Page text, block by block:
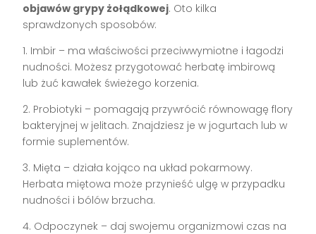
objawów grypy żołądkowej. Oto kilka
sprawdzonych sposobów:
1. Imbir – ma właściwości przeciwwymiotne i łagodzi
nudności. Możesz przygotować herbatę imbirową
lub żuć kawałek świeżego korzenia.
2. Probiotyki – pomagają przywrócić równowagę flory
bakteryjnej w jelitach. Znajdziesz je w jogurtach lub w
formie suplementów.
3. Mięta – działa kojąco na układ pokarmowy.
Herbata miętowa może przynieść ulgę w przypadku
nudności i bólów brzucha.
4. Odpoczynek – daj swojemu organizmowi czas na